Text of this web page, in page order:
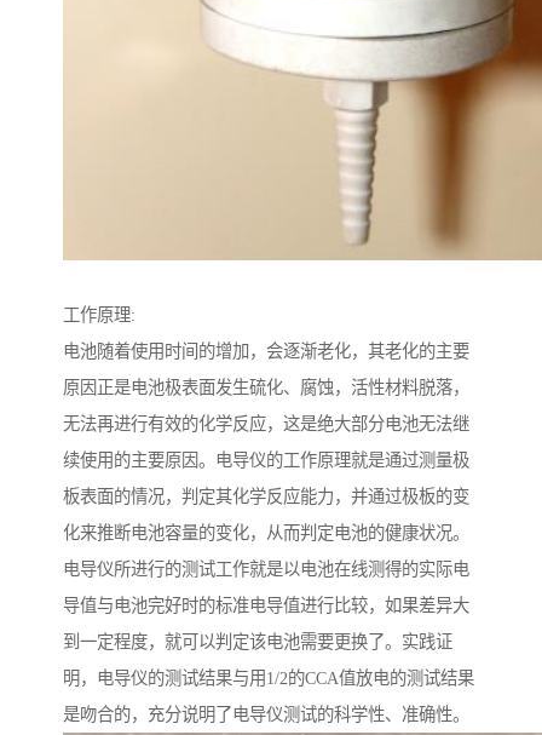
工作原理:
电池随着使用时间的增加，会逐渐老化，其老化的主要
原因正是电池极表面发生硫化、腐蚀，活性材料脱落，
无法再进行有效的化学反应，这是绝大部分电池无法继
续使用的主要原因。电导仪的工作原理就是通过测量极
板表面的情况，判定其化学反应能力，并通过极板的变
化来推断电池容量的变化，从而判定电池的健康状况。
电导仪所进行的测试工作就是以电池在线测得的实际电
导值与电池完好时的标准电导值进行比较，如果差异大
到一定程度，就可以判定该电池需要更换了。实践证
明，电导仪的测试结果与用1/2的CCA值放电的测试结果
是吻合的，充分说明了电导仪测试的科学性、准确性。